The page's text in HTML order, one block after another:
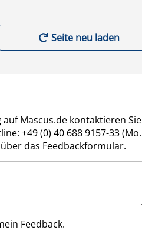
Seite neu laden
Mascus.de kontaktieren Sie
+49 (0) 40 688 9157-33 (Mo.
das Feedbackformular.
Feedback.